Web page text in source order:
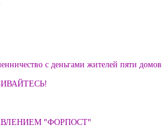
с деньгами жителей пяти домов
"ФОРПОСТ"